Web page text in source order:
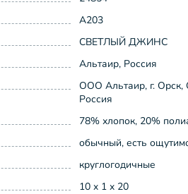
А203
СВЕТЛЫЙ ДЖИНС
Альтаир, Россия
ООО Альтаир, г. Орск,
Россия
78% хлопок, 20%
обычный, есть
круглогодичные
10 x 1 x 20